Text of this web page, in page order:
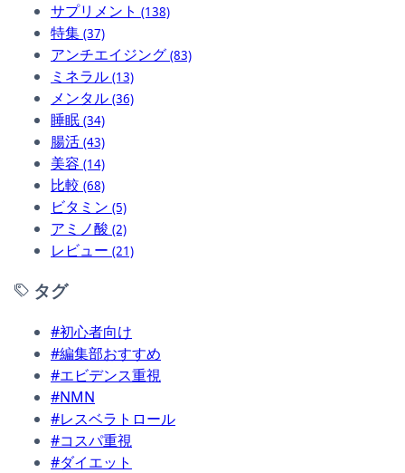
サプリメント (138)
特集 (37)
アンチエイジング (83)
ミネラル (13)
メンタル (36)
睡眠 (34)
腸活 (43)
美容 (14)
比較 (68)
ビタミン (5)
アミノ酸 (2)
レビュー (21)
タグ
#初心者向け
#編集部おすすめ
#エビデンス重視
#NMN
#レスベラトロール
#コスパ重視
#ダイエット